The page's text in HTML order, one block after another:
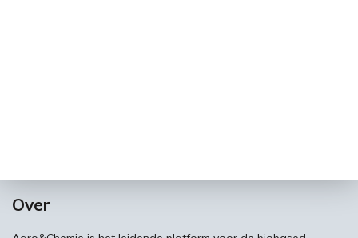
Over